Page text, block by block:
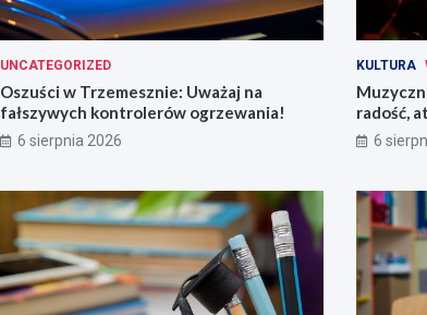
UNCATEGORIZED
Oszuści w Trzemesznie: Uważaj na
fałszywych kontrolerów ogrzewania!
6 sierpnia 2026
KULTURA
radość,
6